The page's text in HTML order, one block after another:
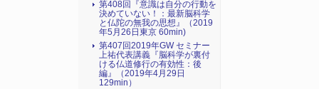
第408回『意識は自分の行動を
決めていない！：最新脳科学
と仏陀の無我の思想』（2019
年5月26日東京 60min)
第407回2019年GW セミナー
上祐代表講義『脳科学が裏付
ける仏道修行の有効性：後
編』（2019年4月29日
129min）